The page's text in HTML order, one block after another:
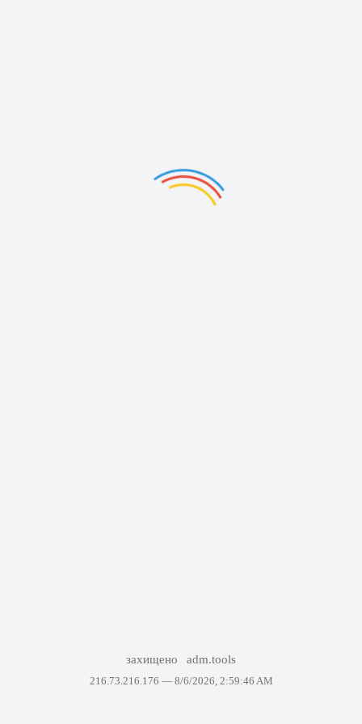
захищено adm.tools
216.73.216.176 — 8/6/2026, 2:59:46 AM